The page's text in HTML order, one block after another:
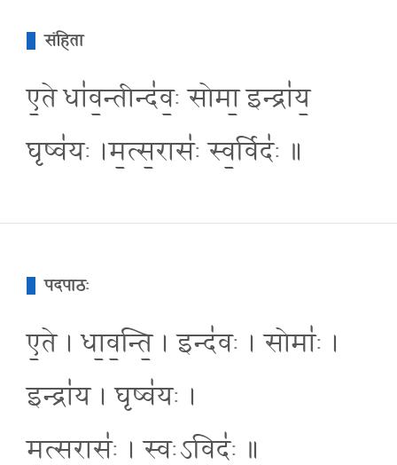
संहिता
ए॒ते धा॑व॒न्तीन्द॑व॒ः सोमा॒ इन्द्रा॑य॒
घृष्व॑यः ।म॒त्स॒रासः॑ स्व॒र्विदः॑ ॥
पदपाठः
ए॒ते । धा॒व॒न्ति॒ । इन्द॑वः । सोमाः॑ ।
इन्द्रा॑य । घृष्व॑यः ।
म॒त्स॒रासः॑ । स्वः॒ऽविदः॑ ॥